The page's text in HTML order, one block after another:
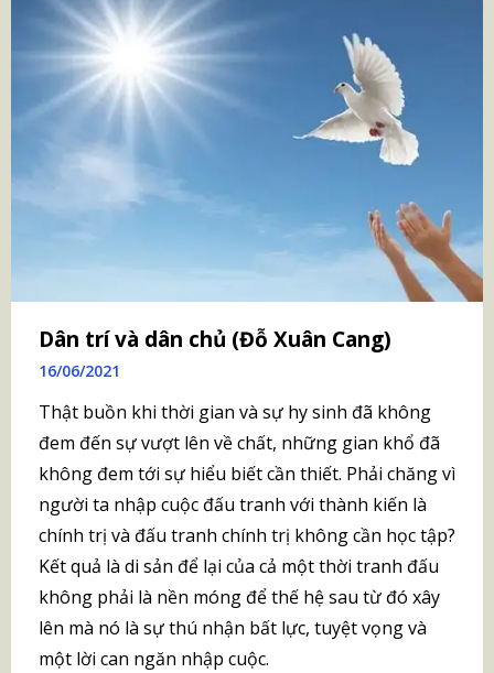
Dân trí và dân chủ (Đỗ Xuân Cang)
16/06/2021
Thật buồn khi thời gian và sự hy sinh đã không
đem đến sự vượt lên về chất, những gian khổ đã
không đem tới sự hiểu biết cần thiết. Phải chăng vì
người ta nhập cuộc đấu tranh với thành kiến là
chính trị và đấu tranh chính trị không cần học tập?
Kết quả là di sản để lại của cả một thời tranh đấu
không phải là nền móng để thế hệ sau từ đó xây
lên mà nó là sự thú nhận bất lực, tuyệt vọng và
một lời can ngăn nhập cuộc.